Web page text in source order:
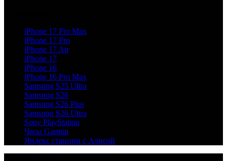
iPhone 17 Pro Max
iPhone 17 Pro
iPhone 17 Air
iPhone 17
iPhone 16
iPhone 16 Pro Max
Samsung S25 Ultra
Samsung S26
Samsung S26 Plus
Samsung S26 Ultra
Sony PlayStation
Часы Garmin
Яндекс станции с Алисой